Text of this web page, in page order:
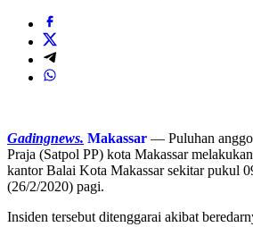
Gadingnews. Makassar — Puluhan
Praja (Satpol PP) kota Makassar
kantor Balai Kota Makassar sekitar pukul
(26/2/2020) pagi.
Insiden tersebut ditenggarai akibat